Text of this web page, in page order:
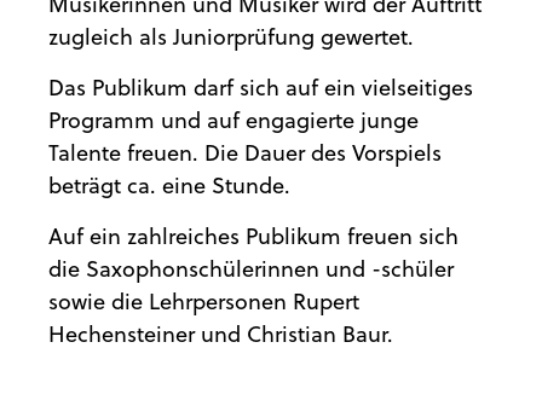
zugleich als Juniorprüfung gewertet.
Das Publikum darf sich auf ein vielseitiges
Programm und auf engagierte junge
Talente freuen. Die Dauer des Vorspiels
beträgt ca. eine Stunde.
Auf ein zahlreiches Publikum freuen sich
die Saxophonschülerinnen und -schüler
sowie die Lehrpersonen Rupert
Hechensteiner und Christian Baur.